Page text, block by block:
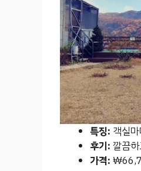
특징: 객실
후기: 깔끔
가격: